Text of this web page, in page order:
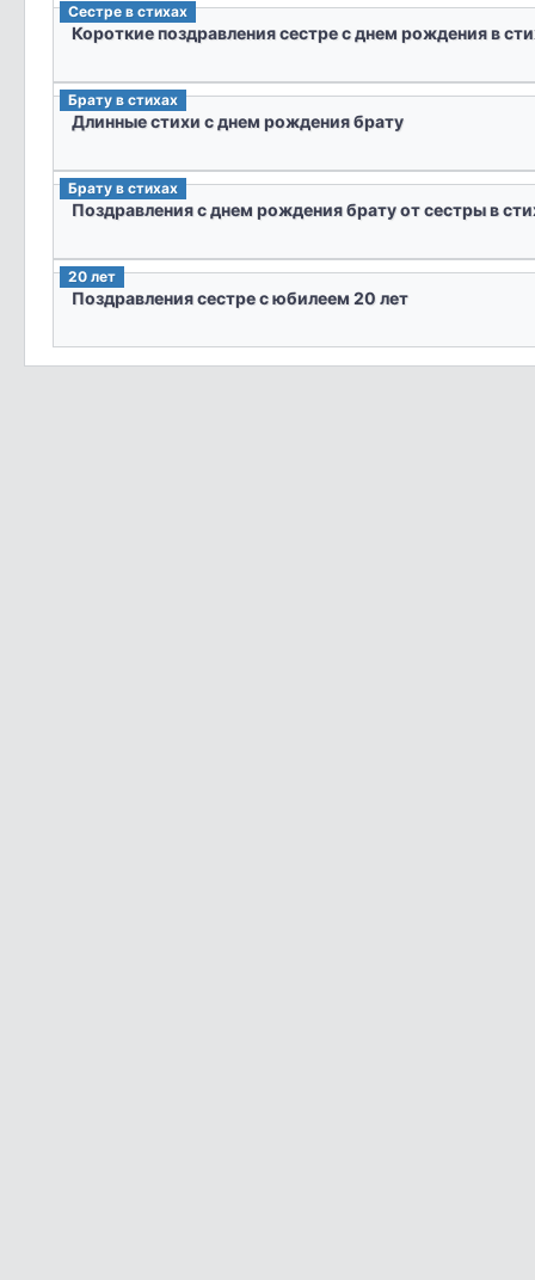
Сестре в стихах
Короткие поздравления сестре с днем рождения в
Брату в стихах
Длинные стихи с днем рождения брату
Брату в стихах
Поздравления с днем рождения брату от сестры в
20 лет
Поздравления сестре с юбилеем 20 лет